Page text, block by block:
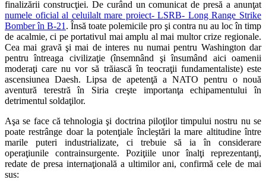
finalizării construcţiei. De curând un comunicat de presă a anunţat
numele oficial al celuilalt mare proiect- LSRB- Long Range Strike
Bomber în B-21 . Însă toate polemicile pro şi contra nu au loc în timp
de acalmie, ci pe portativul mai amplu al mai multor crize regionale.
Cea mai gravă şi mai de interes nu numai pentru Washington dar
pentru întreaga civilizaţie (însemnând şi însumând aici oamenii
moderaţi care nu vor să trăiască în teocraţii fundamentaliste) este
ascensiunea Daesh. Lipsa de apetenţă a NATO pentru o nouă
aventură terestră în Siria creşte importanţa echipamentului în
detrimentul soldaţilor.
Aşa se face că tehnologia şi doctrina piloţilor timpului nostru nu se
poate restrânge doar la potenţiale încleştări la mare altitudine între
marile puteri industrializate, ci trebuie să ia în considerare
operaţiunile contrainsurgente. Poziţiile unor înalţi reprezentanţi,
redate de presa internaţională a ultimilor ani, confirmă cele de mai
sus: